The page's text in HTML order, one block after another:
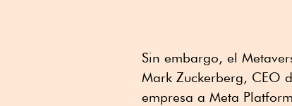
Sin embargo, el
Mark Zuckerberg, CEO
empresa a Meta